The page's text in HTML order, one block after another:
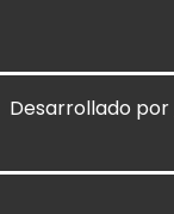
Desarrollado por